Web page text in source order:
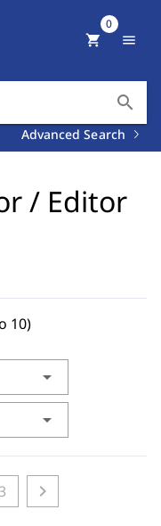
search
Advanced Search
shopping_cart
0
menu
/ Editor
10)
arrow_drop_down
arrow_drop_down
3 chevron_right